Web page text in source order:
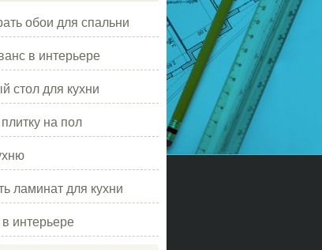
обои для спальни
в интерьере
стол для кухни
на пол
ламинат для кухни
интерьере